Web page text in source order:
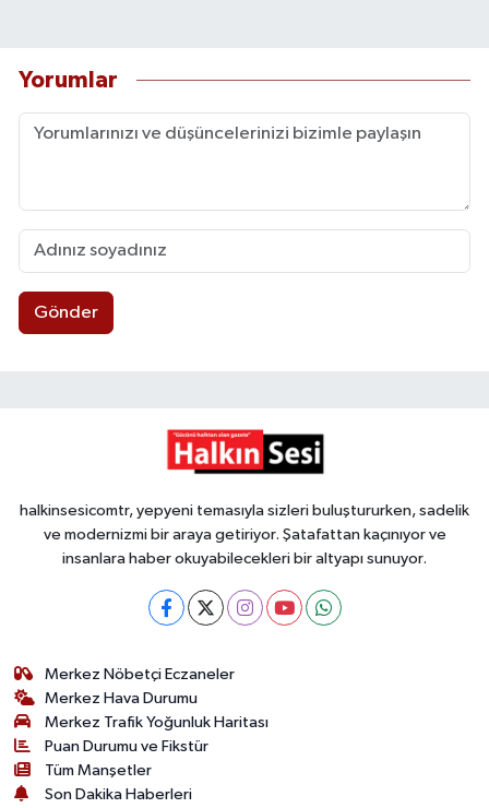
Yorumlar
Gönder
halkinsesicomtr, yepyeni temasıyla sizleri buluştururken, sadelik
ve modernizmi bir araya getiriyor. Şatafattan kaçınıyor ve
insanlara haber okuyabilecekleri bir altyapı sunuyor.
Merkez Nöbetçi Eczaneler
Merkez Hava Durumu
Merkez Trafik Yoğunluk Haritası
Puan Durumu ve Fikstür
Tüm Manşetler
Son Dakika Haberleri